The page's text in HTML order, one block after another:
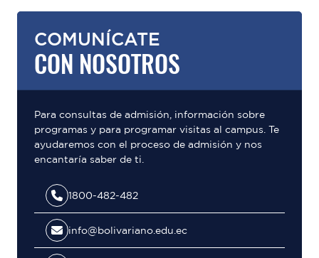
COMUNÍCATE
CON NOSOTROS
Para consultas de admisión, información sobre
programas y para programar visitas al campus. Te
ayudaremos con el proceso de admisión y nos
encantaría saber de ti.
1800-482-482
info@bolivariano.edu.ec